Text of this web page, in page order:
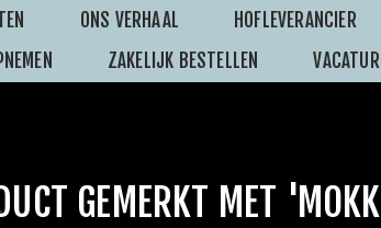
ONS VERHAAL HOFLEVERANCIER
ZAKELIJK BESTELLEN
GEMERKT MET